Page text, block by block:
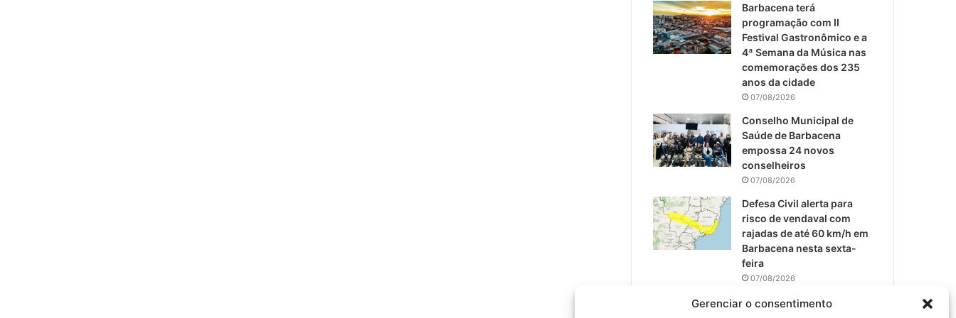
Gerenciar o consentimento
Barbacena terá
programação com II
Festival Gastronômico e a
4ª Semana da Música nas
comemorações dos 235
anos da cidade
07/08/2026
Conselho Municipal de
Saúde de Barbacena
empossa 24 novos
conselheiros
07/08/2026
Defesa Civil alerta para
risco de vendaval com
rajadas de até 60 km/h em
Barbacena nesta sexta-
feira
07/08/2026
EPCAR tem a melhor nota